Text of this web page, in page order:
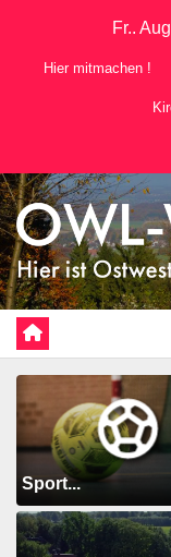
Fr..
Hier mitmachen !
Sport...